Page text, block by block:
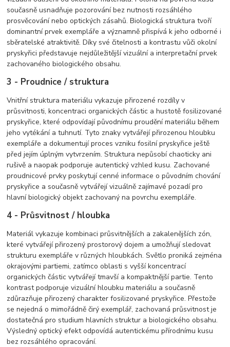
současně usnadňuje pozorování bez nutnosti rozsáhlého
prosvěcování nebo optických zásahů. Biologická struktura tvoří
dominantní prvek exempláře a významně přispívá k jeho odborné i
sběratelské atraktivitě. Díky své čitelnosti a kontrastu vůči okolní
pryskyřici představuje nejdůležitější vizuální a interpretační prvek
zachovaného biologického obsahu.
3 - Proudnice / struktura
Vnitřní struktura materiálu vykazuje přirozené rozdíly v
průsvitnosti, koncentraci organických částic a hustotě fosilizované
pryskyřice, které odpovídají původnímu proudění materiálu během
jeho vytékání a tuhnutí. Tyto znaky vytvářejí přirozenou hloubku
exempláře a dokumentují proces vzniku fosilní pryskyřice ještě
před jejím úplným vytvrzením. Struktura nepůsobí chaoticky ani
rušivě a naopak podporuje autentický vzhled kusu. Zachované
proudnicové prvky poskytují cenné informace o původním chování
pryskyřice a současně vytvářejí vizuálně zajímavé pozadí pro
hlavní biologický objekt zachovaný na povrchu exempláře.
4 - Průsvitnost / hloubka
Materiál vykazuje kombinaci průsvitnějších a zakalenějších zón,
které vytvářejí přirozený prostorový dojem a umožňují sledovat
strukturu exempláře v různých hloubkách. Světlo proniká zejména
okrajovými partiemi, zatímco oblasti s vyšší koncentrací
organických částic vytvářejí tmavší a kompaktnější partie. Tento
kontrast podporuje vizuální hloubku materiálu a současně
zdůrazňuje přirozený charakter fosilizované pryskyřice. Přestože
se nejedná o mimořádně čirý exemplář, zachovaná průsvitnost je
dostatečná pro studium hlavních struktur a biologického obsahu.
Výsledný optický efekt odpovídá autentickému přírodnímu kusu
bez rozsáhlého opracování.